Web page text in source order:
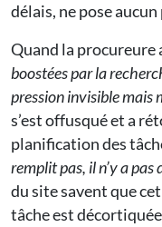
délais, ne pose
Quand la procureure
boostées par la
pression invisible mais
s’est offusqué et a
planification des
remplit pas, il n’y a pas
du site savent que
tâche est